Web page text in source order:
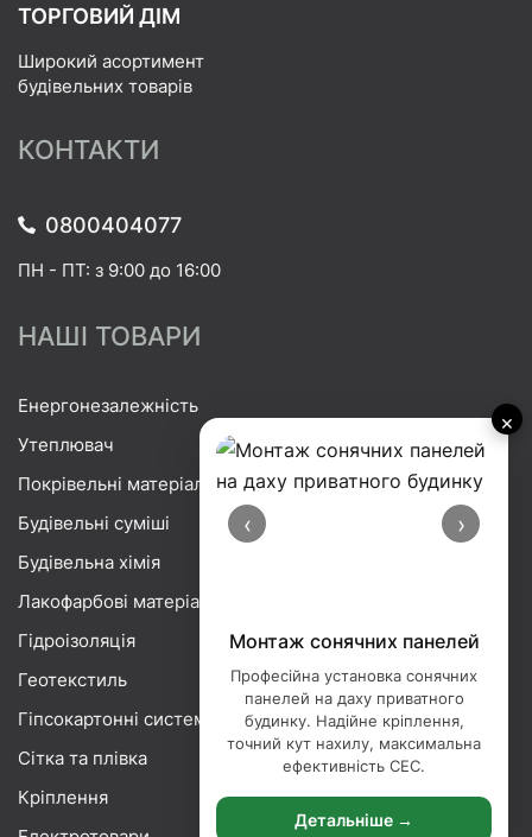
×
‹ ›
Монтаж сонячних панелей
Професійна установка сонячних
панелей на даху приватного
будинку. Надійне кріплення,
точний кут нахилу, максимальна
ефективність СЕС.
Детальніше →
ТОРГОВИЙ ДІМ
Широкий асортимент
будівельних товарів
КОНТАКТИ
0800404077
ПН - ПТ: з 9:00 до 16:00
НАШІ ТОВАРИ
Енергонезалежність
Утеплювач
Покрівельні матеріали
Будівельні суміші
Будівельна хімія
Лакофарбові матеріали
Гідроізоляція
Геотекстиль
Гіпсокартонні системи
Сітка та плівка
Кріплення